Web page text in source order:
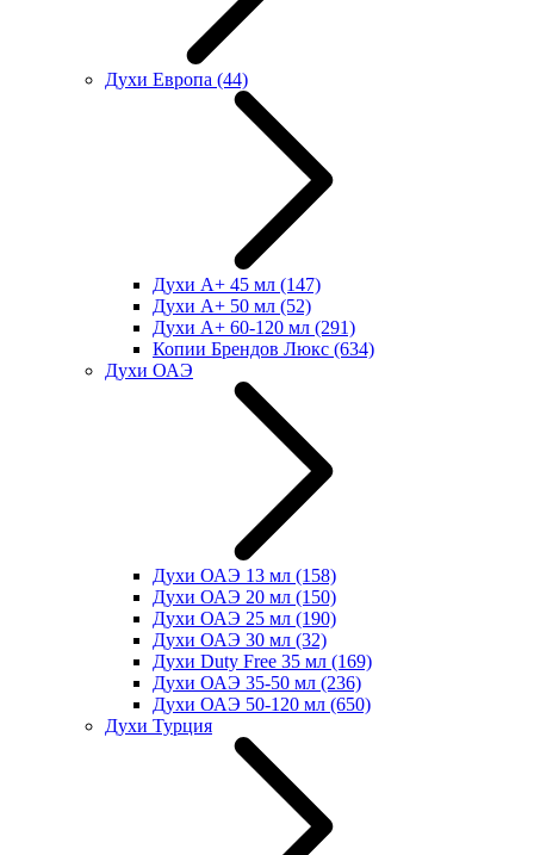
Духи Европа (44)
Духи А+ 45 мл (147)
Духи А+ 50 мл (52)
Духи А+ 60-120 мл (291)
Копии Брендов Люкс (634)
Духи ОАЭ
Духи ОАЭ 13 мл (158)
Духи ОАЭ 20 мл (150)
Духи ОАЭ 25 мл (190)
Духи ОАЭ 30 мл (32)
Духи Duty Free 35 мл (169)
Духи ОАЭ 35-50 мл (236)
Духи ОАЭ 50-120 мл (650)
Духи Турция